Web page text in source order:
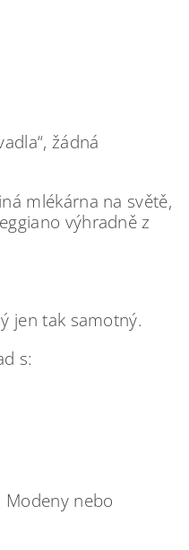
žádná
mlékárna na světě,
výhradně z
jen tak samotný.
s:
nebo